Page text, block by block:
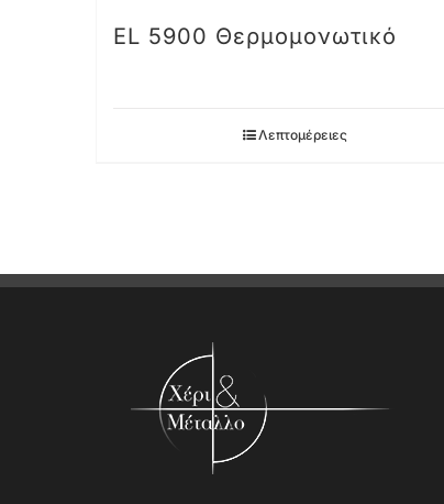
EL 5900 Θερμομονωτικό
Λεπτομέρειες